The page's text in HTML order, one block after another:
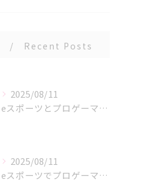
Recent Posts
2025/08/11
eスポーツとプロゲーマーを六番町駅で目指すための実践ガイド
2025/08/11
eスポーツでプロゲーマーを目指す愛知県名古屋市の最新キャリアガイド